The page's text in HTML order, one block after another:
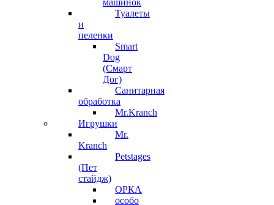
машинок
Туалеты
и
пеленки
Smart
Dog
(Смарт
Дог)
Санитарная
обработка
Mr.Kranch
Игрушки
Mr.
Kranch
Petstages
(Пет
стайдж)
ОРКА
особо